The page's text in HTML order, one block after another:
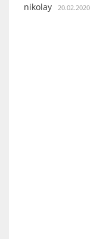
nikolay 20.02.2020